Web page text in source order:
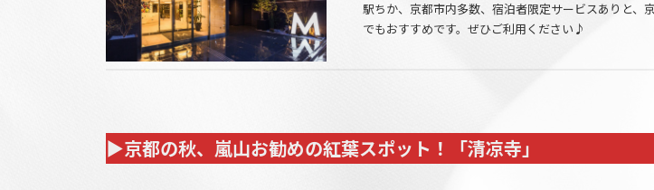
駅ちか、京都市内多数、宿泊者限定サービスありと、
でもおすすめです。ぜひご利用ください♪
▶京都の秋、嵐山お勧めの紅葉スポット！「清凉寺」